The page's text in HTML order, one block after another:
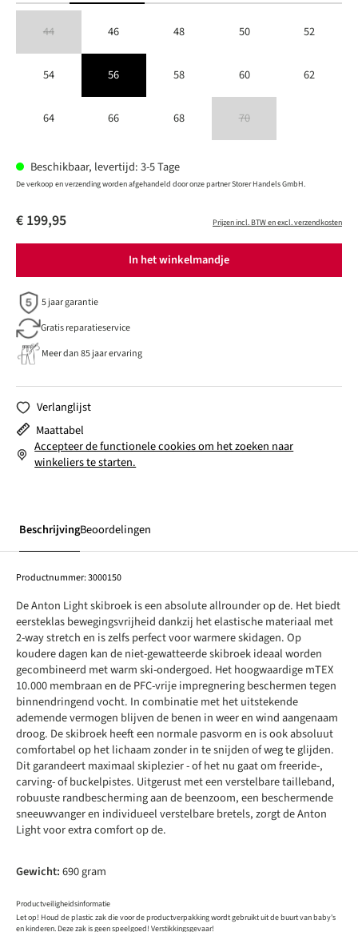
44 46 48 50 52
54 56 58 60 62
64 66 68 70
Beschikbaar, levertijd: 3-5 Tage
De verkoop en verzending worden afgehandeld door onze partner Storer Handels GmbH.
€ 199,95 Prijzen incl. BTW en excl. verzendkosten
In het winkelmandje
5 jaar garantie
Gratis reparatieservice
Meer dan 85 jaar ervaring
Verlanglijst
Maattabel
Accepteer de functionele cookies om het zoeken naar
winkeliers te starten.
BeschrijvingBeoordelingen
Productnummer:3000150
De Anton Light skibroek is een absolute allrounder op de. Het biedt
eersteklas bewegingsvrijheid dankzij het elastische materiaal met
2-way stretch en is zelfs perfect voor warmere skidagen. Op
koudere dagen kan de niet-gewatteerde skibroek ideaal worden
gecombineerd met warm ski-ondergoed. Het hoogwaardige mTEX
10.000 membraan en de PFC-vrije impregnering beschermen tegen
binnendringend vocht. In combinatie met het uitstekende
ademende vermogen blijven de benen in weer en wind aangenaam
droog. De skibroek heeft een normale pasvorm en is ook absoluut
comfortabel op het lichaam zonder in te snijden of weg te glijden.
Dit garandeert maximaal skiplezier - of het nu gaat om freeride-,
carving- of buckelpistes. Uitgerust met een verstelbare tailleband,
robuuste randbescherming aan de beenzoom, een beschermende
sneeuwvanger en individueel verstelbare bretels, zorgt de Anton
Light voor extra comfort op de.
Gewicht:690 gram
Productveiligheidsinformatie
Let op! Houd de plastic zak die voor de productverpakking wordt gebruikt uit de buurt van baby's
en kinderen. Deze zak is geen speelgoed! Verstikkingsgevaar!